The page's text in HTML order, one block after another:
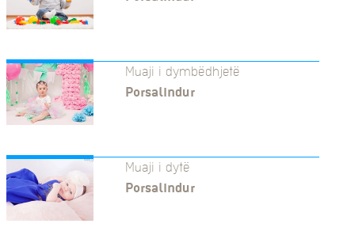
Muaji i dymbëdhjetë
Porsalindur
Muaji i dytë
Porsalindur